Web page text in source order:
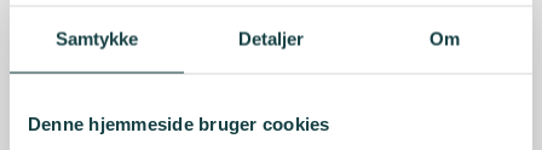
Samtykke Detaljer Om
Denne hjemmeside bruger cookies